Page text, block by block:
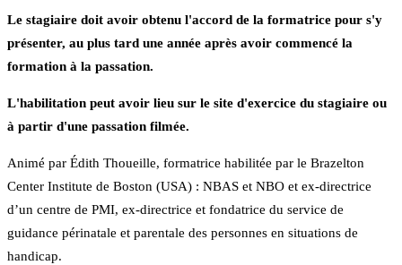
Le stagiaire doit avoir obtenu l'accord de la formatrice pour s'y
présenter, au plus tard une année après avoir commencé la
formation à la passation.
L'habilitation peut avoir lieu sur le site d'exercice du stagiaire ou
à partir d'une passation filmée.
Animé par Édith Thoueille, formatrice habilitée par le Brazelton
Center Institute de Boston (USA) : NBAS et NBO et ex-directrice
d’un centre de PMI, ex-directrice et fondatrice du service de
guidance périnatale et parentale des personnes en situations de
handicap.